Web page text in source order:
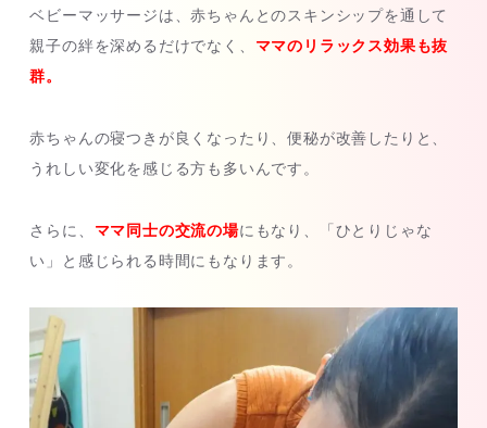
ベビーマッサージは、赤ちゃんとのスキンシップを通して
親子の絆を深めるだけでなく、 ママのリラックス効果も抜
群。
赤ちゃんの寝つきが良くなったり、便秘が改善したりと、
うれしい変化を感じる方も多いんです。
さらに、 ママ同士の交流の場にもなり、「ひとりじゃな
い」と感じられる時間にもなります。